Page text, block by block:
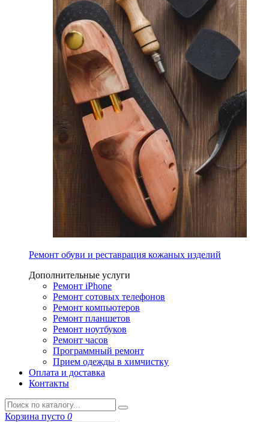
Ремонт обуви и реставрация кожаных изделий
Дополнительные услуги
Ремонт iPhone
Ремонт сотовых телефонов
Ремонт компьютеров
Ремонт планшетов
Ремонт ноутбуков
Ремонт часов
Программный ремонт
Прием одежды в химчистку
Оплата и доставка
Контакты
Корзина пусто 0